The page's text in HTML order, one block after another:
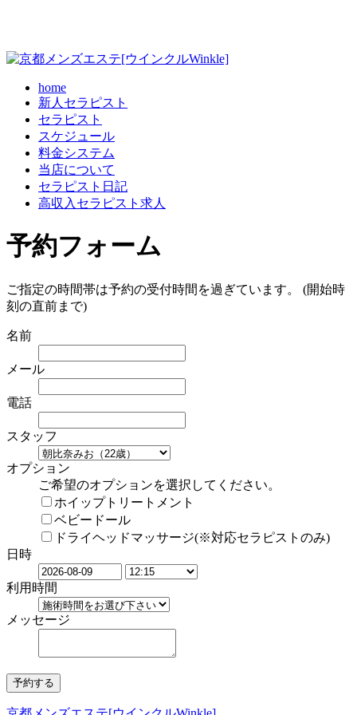
home
新人セラピスト
セラピスト
スケジュール
料金システム
当店について
セラピスト日記
高収入セラピスト求人
予約フォーム
ご指定の時間帯は予約の受付時間を過ぎています。 (開始時
刻の直前まで)
名前
メール
電話
スタッフ
オプション
ご希望のオプションを選択してください。
ホイップトリートメント
ベビードール
ドライヘッドマッサージ(※対応セラピストのみ)
日時
利用時間
メッセージ